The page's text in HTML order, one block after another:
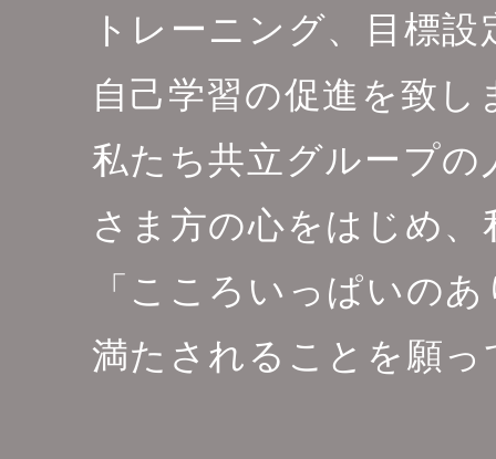
トレーニング、目標
自己学習の促進を致し
私たち共立グループの
さま方の心をはじめ
「こころいっぱいの
満たされることを願